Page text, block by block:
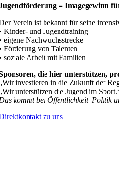
= Imagegewinn
Verein ist bekannt für seine
Kinder- und Jugendtraining
eigene Nachwuchsstrecke
Förderung von Talenten
soziale Arbeit mit Familien
die hier unterstützen,
investieren in die Zukunft der
unterstützen die Jugend im
kommt bei Öffentlichkeit, Politik
zu uns